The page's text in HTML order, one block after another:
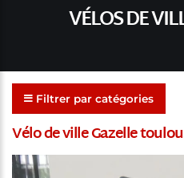
VÉLOS DE
Vélo de ville Gazelle
Filtrer par catégories